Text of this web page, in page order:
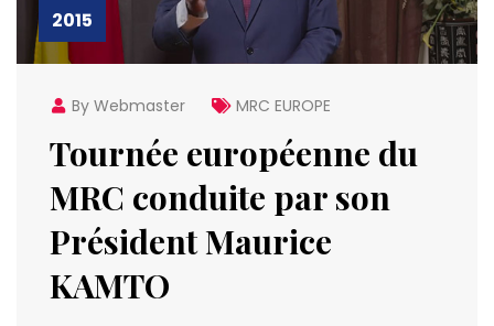
2015
By Webmaster MRC EUROPE
Tournée européenne du
MRC conduite par son
Président Maurice
KAMTO